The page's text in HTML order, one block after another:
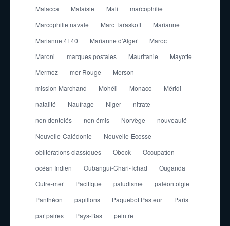
Malacca Malaisie Mali
marcophilie
Marcophilie navale
Marc Taraskoff
Marianne
Marianne 4F40
Marianne d'Alger
Maroc
Maroni
marques postales Mauritanie
Mayotte
Mermoz
mer Rouge
Merson
mission Marchand
Mohéli Monaco
Méridi
natalité
Naufrage Niger
nitrate
non dentelés
non émis Norvège
nouveauté
Nouvelle-Calédonie
Nouvelle-Ecosse
oblitérations classiques
Obock
Occupation
océan Indien
Oubangui-Chari-Tchad
Ouganda
Outre-mer
Pacifique paludisme
paléontolgie
Panthéon
papillons Paquebot Pasteur
Paris
par paires
Pays-Bas
peintre